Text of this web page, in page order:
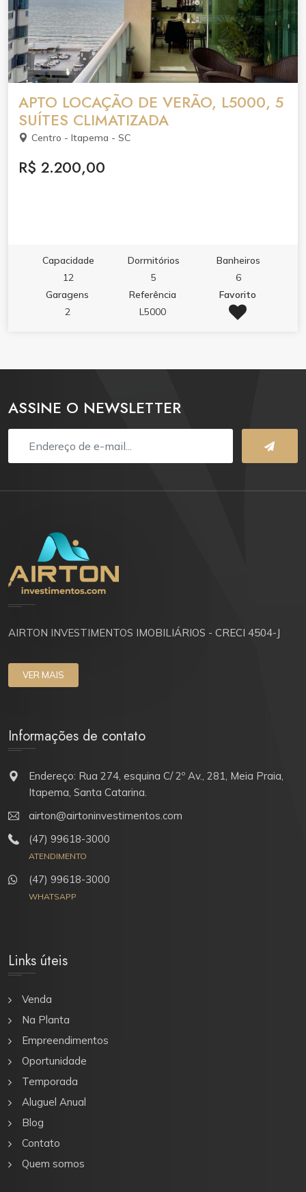
APTO LOCAÇÃO DE VERÃO, L5000, 5
SUÍTES CLIMATIZADA
Centro - Itapema - SC
R$ 2.200,00
Capacidade
12
Dormitórios
5
Banheiros
6
Garagens
2
Referência
L5000
Favorito
ASSINE O NEWSLETTER
AIRTON INVESTIMENTOS IMOBILIÁRIOS - CRECI 4504-J
VER MAIS
Informações de contato
Endereço: Rua 274, esquina C/ 2º Av., 281, Meia Praia,
Itapema, Santa Catarina.
airton@airtoninvestimentos.com
(47) 99618-3000
ATENDIMENTO
(47) 99618-3000
WHATSAPP
Links úteis
Venda
Na Planta
Empreendimentos
Oportunidade
Temporada
Aluguel Anual
Blog
Contato
Quem somos